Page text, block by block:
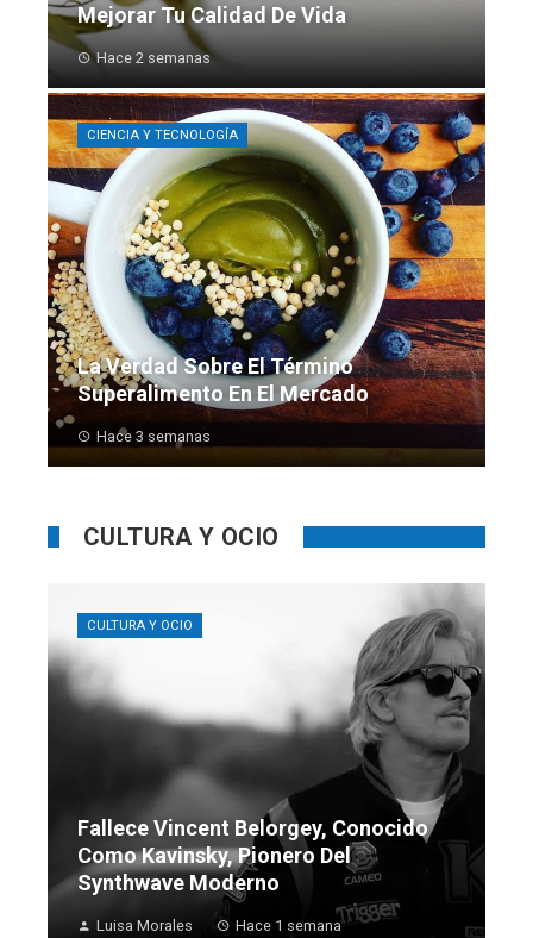
Mejorar Tu Calidad De Vida
Hace 2 semanas
CIENCIA Y TECNOLOGÍA
La Verdad Sobre El Término
Superalimento En El Mercado
Hace 3 semanas
CULTURA Y OCIO
CULTURA Y OCIO
Fallece Vincent Belorgey, Conocido
Como Kavinsky, Pionero Del
Synthwave Moderno
Luisa Morales Hace 1 semana